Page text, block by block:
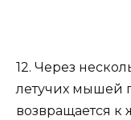
12. Через
летучих мышей
возвращается